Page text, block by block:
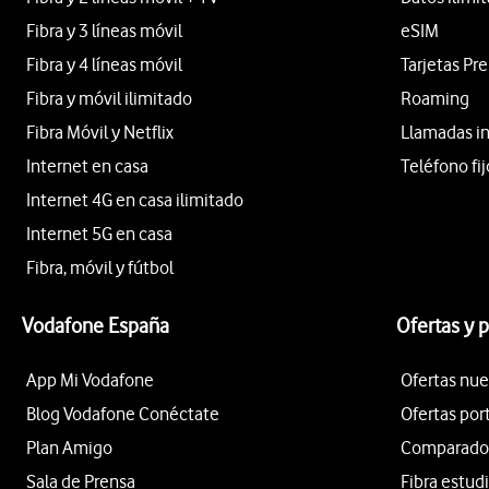
Fibra y 3 líneas móvil
Fibra y 4 líneas móvil
Fibra y móvil ilimitado
Fibra Móvil y Netflix
Internet en casa
Internet 4G en casa ilimitado
Internet 5G en casa
Fibra, móvil y fútbol
eSIM
Tarjetas
Roaming
Llamadas
Teléfono
Vodafone España
App Mi Vodafone
Blog Vodafone Conéctate
Plan Amigo
Sala de Prensa
Ofertas y
Ofertas
Ofertas
Fibra